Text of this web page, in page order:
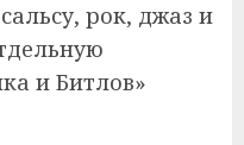
рок, джаз и
и Битлов»